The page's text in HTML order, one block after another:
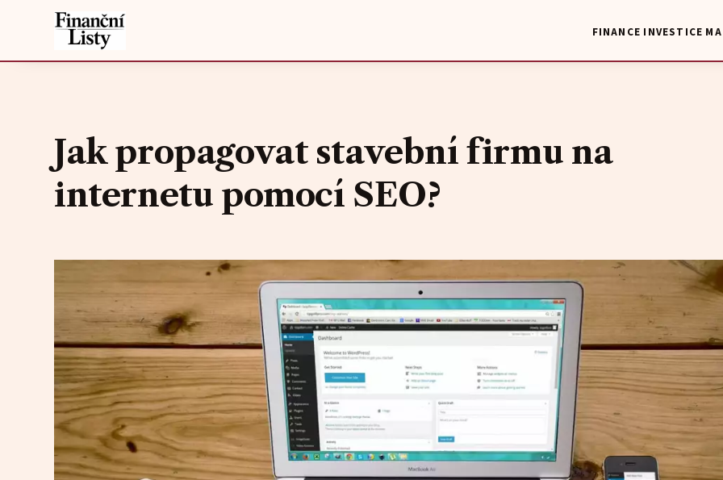
FINANCE INVESTICE
Jak propagovat stavební firmu na
internetu pomocí SEO?